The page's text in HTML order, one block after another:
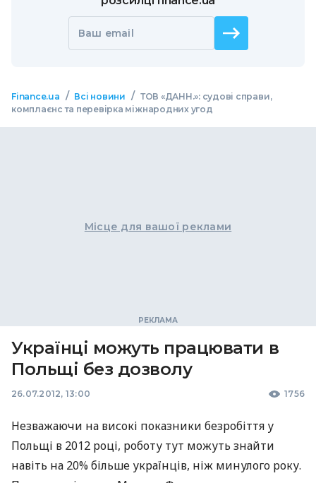
Ваш email
Finance.ua / Всі новини / ТОВ «ДАНН.»: судові справи,
комплаєнс та перевірка міжнародних угод
Місце для вашої реклами
Українці можуть працювати в
Польщі без дозволу
26.07.2012, 13:00 1756
Незважаючи на високі показники безробіття у
Польщі в 2012 році, роботу тут можуть знайти
навіть на 20% більше українців, ніж минулого року.